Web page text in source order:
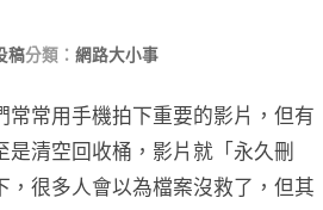
稿分類： 網路大小事
常常用手機拍下重要的影片，但有
是清空回收桶，影片就「永久刪
，很多人會以為檔案沒救了，但其